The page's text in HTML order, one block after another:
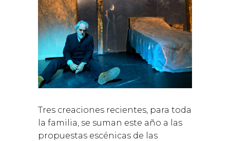
Tres creaciones recientes, para toda
la familia, se suman este año a las
propuestas escénicas de las